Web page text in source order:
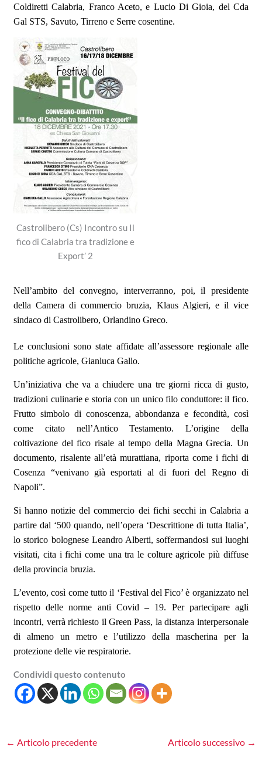
Coldiretti Calabria, Franco Aceto, e Lucio Di Gioia, del Cda
Gal STS, Savuto, Tirreno e Serre cosentine.
Castrolibero (Cs) Incontro su Il
fico di Calabria tra tradizione e
Export’ 2
Nell’ambito del convegno, interverranno, poi, il presidente
della Camera di commercio bruzia, Klaus Algieri, e il vice
sindaco di Castrolibero, Orlandino Greco.
Le conclusioni sono state affidate all’assessore regionale alle
politiche agricole, Gianluca Gallo.
Un’iniziativa che va a chiudere una tre giorni ricca di gusto,
tradizioni culinarie e storia con un unico filo conduttore: il fico.
Frutto simbolo di conoscenza, abbondanza e fecondità, così
come citato nell’Antico Testamento. L’origine della
coltivazione del fico risale al tempo della Magna Grecia. Un
documento, risalente all’etàmurattiana, riporta come i fichi di
Cosenza “venivano giàesportati al di fuori del Regno di
Napoli”.
Si hanno notizie del commercio dei fichi secchi in Calabria a
partire dal ‘500 quando, nell’opera ‘Descrittione di tutta Italia’,
lo storico bolognese Leandro Alberti, soffermandosi sui luoghi
visitati, cita i fichi come una tra le colture agricole più diffuse
della provincia bruzia.
L’evento, così come tutto il ‘Festival del Fico’ è organizzato nel
rispetto delle norme anti Covid– 19. Per partecipare agli
incontri, verràrichiesto il Green Pass, la distanza interpersonale
di almeno un metro e l’utilizzo della mascherina per la
protezione delle vie respiratorie.
Condividi questo contenuto
← Articolo precedente Articolo successivo →